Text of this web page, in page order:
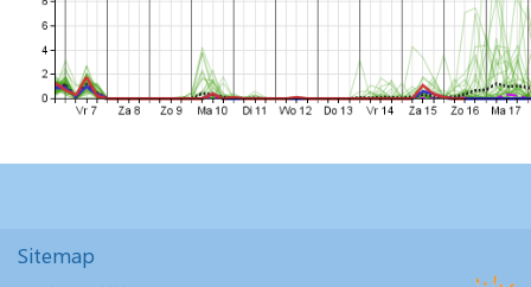
Sitemap